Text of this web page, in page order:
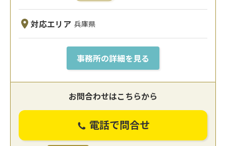
対応エリア 兵庫県
事務所の詳細を見る
お問合わせはこちらから
電話で問合せ